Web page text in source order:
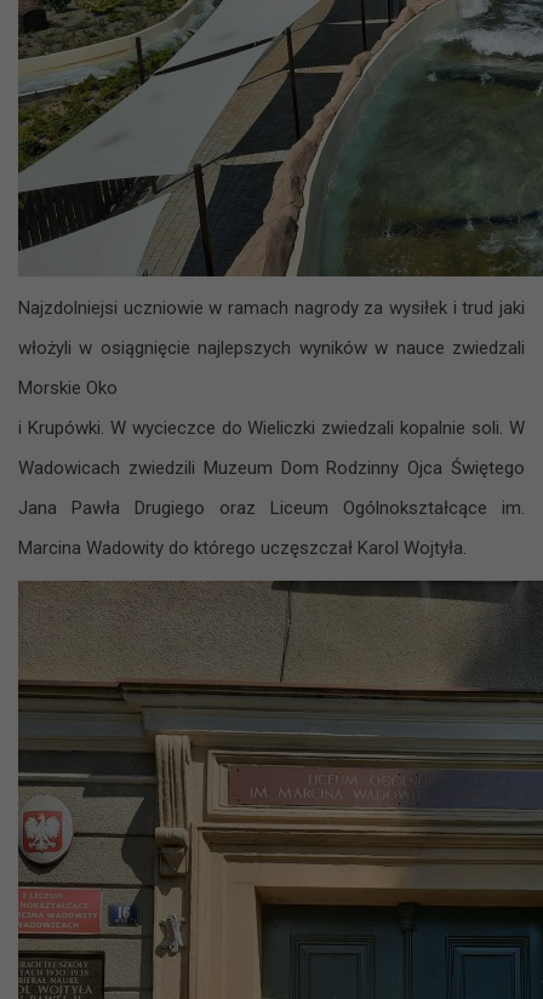
Najzdolniejsi uczniowie w ramach nagrody za wysiłek i trud jaki
włożyli w osiągnięcie najlepszych wyników w nauce zwiedzali
Morskie Oko
i Krupówki. W wycieczce do Wieliczki zwiedzali kopalnie soli. W
Wadowicach zwiedzili Muzeum Dom Rodzinny Ojca Świętego
Jana Pawła Drugiego oraz Liceum Ogólnokształcące im.
Marcina Wadowity do którego uczęszczał Karol Wojtyła.